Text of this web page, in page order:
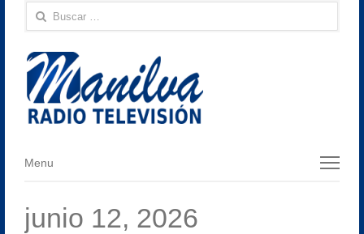
Buscar:
Menu
Menu
junio 12, 2026